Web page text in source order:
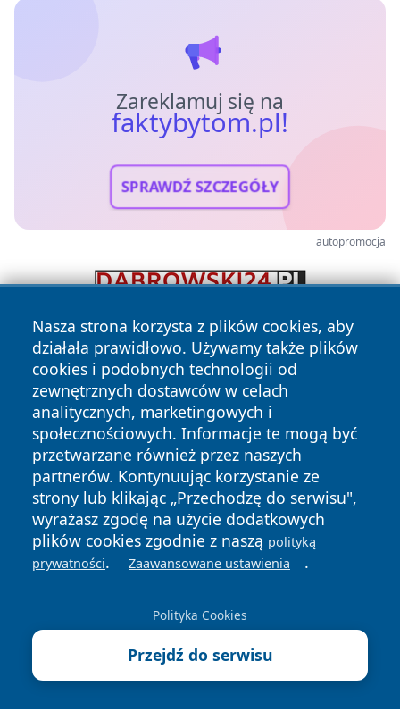
Zareklamuj się na
faktybytom.pl!
SPRAWDŹ SZCZEGÓŁY
autopromocja
Nasza strona korzysta z plików cookies, aby
działała prawidłowo. Używamy także plików
cookies i podobnych technologii od
zewnętrznych dostawców w celach
analitycznych, marketingowych i
społecznościowych. Informacje te mogą być
przetwarzane również przez naszych
partnerów. Kontynuując korzystanie ze
strony lub klikając „Przechodzę do serwisu",
wyrażasz zgodę na użycie dodatkowych
plików cookies zgodnie z naszą polityką
prywatności. Zaawansowane ustawienia .
Polityka Cookies
Przejdź do serwisu
Copyright © 2026 faktybytom.pl Wszystkie prawa zastrzeżone.
News Autorzy
Polityka
Prywatności
Polityka
Cookies